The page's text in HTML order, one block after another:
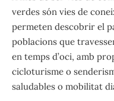
verdes són vies de
permeten descobrir el
poblacions que
en temps d’oci, amb
cicloturisme o
saludables o mobilitat